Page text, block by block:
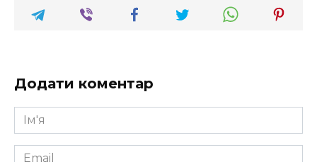
Додати коментар
Ім'я
*
Email